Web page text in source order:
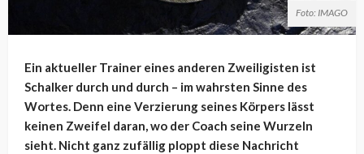
Foto: IMAGO
Ein aktueller Trainer eines anderen Zweiligisten ist
Schalker durch und durch – im wahrsten Sinne des
Wortes. Denn eine Verzierung seines Körpers lässt
keinen Zweifel daran, wo der Coach seine Wurzeln
sieht. Nicht ganz zufällig ploppt diese Nachricht